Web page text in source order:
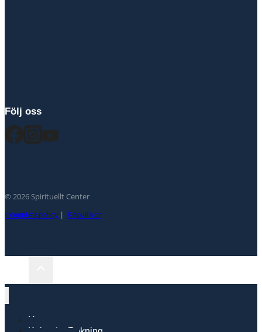
Följ oss
© 2026 Spirituellt Center
Integritetspolicy Köpvillkor
Hem